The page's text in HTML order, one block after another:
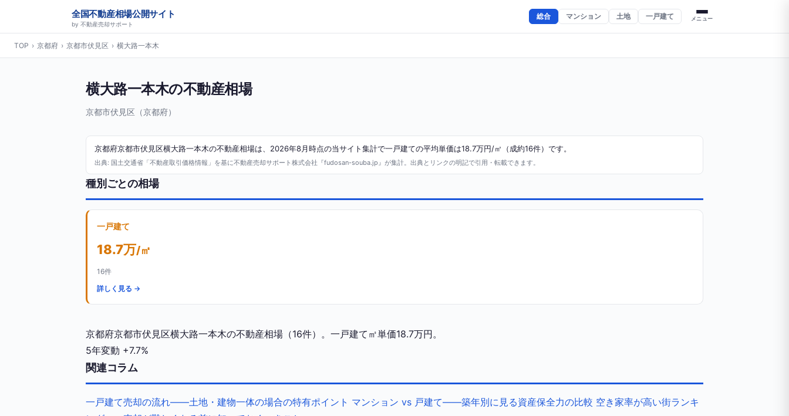
全国不動産相場公開サイト
by 不動産売却サポート
総合 マンション 土地 一戸建て メニュー
TOP › 京都府 › 京都市伏見区 › 横大路一本木
横大路一本木の不動産相場
京都市伏見区（京都府）
京都府京都市伏見区横大路一本木の不動産相場は、2026年8月時点の当サイト集計で一戸建ての平均単価は18.7万円/㎡（成約16件）です。
出典: 国土交通省「不動産取引価格情報」を基に不動産売却サポート株式会社『fudosan-souba.jp』が集計。出典とリンクの明記で引用・転載できます。
種別ごとの相場
一戸建て
18.7万/㎡
16件
詳しく見る →
京都府京都市伏見区横大路一本木の不動産相場（16件）。一戸建て㎡単価18.7万円。
5年変動 +7.7%
関連コラム
一戸建て売却の流れ——土地・建物一体の場合の特有ポイント マンション vs 戸建て——築年別に見る資産保全力の比較 空き家率が高い街ランキ